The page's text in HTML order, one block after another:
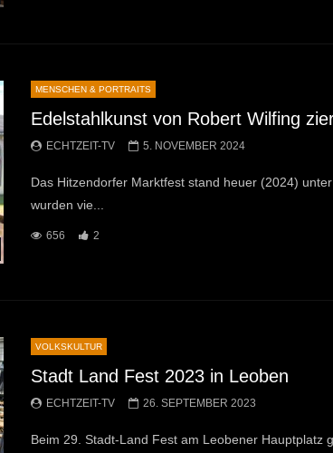
Später Ansehen
MENSCHEN & PORTRAITS
Edelstahlkunst von Robert Wilfing
ECHTZEIT-TV 5. NOVEMBER 2024
Das Hitzendorfer Marktfest stand heuer (2024)
wurden vie...
656 2
VOLKSKULTUR
Stadt Land Fest 2023 in Leoben
ECHTZEIT-TV 26. SEPTEMBER 2023
Beim 29. Stadt-Land Fest am Leobener Hauptplatz